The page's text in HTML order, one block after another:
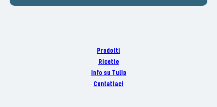
Prodotti
Ricette
Info su Tulip
Contattaci